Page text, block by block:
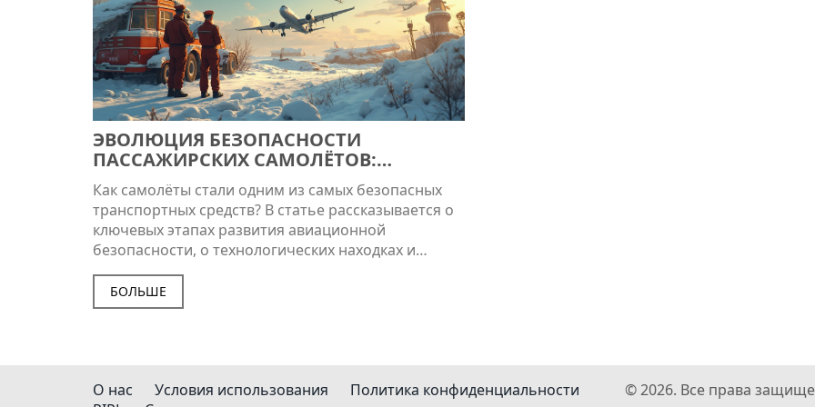
ЭВОЛЮЦИЯ БЕЗОПАСНОСТИ
ПАССАЖИРСКИХ САМОЛЁТОВ:
ИСТОРИЯ И СОВРЕМЕННЫЕ
СТАНДАРТЫ
Как самолёты стали одним из самых безопасных
транспортных средств? В статье рассказывается о
ключевых этапах развития авиационной
безопасности, о технологических находках и
нововведениях, которые спасли тысячи жизней и
изменили подход к перевозкам по воздуху.
Подчеркиваются интересные исторические факты,
стандартов и новым разработкам в мире авиации.
БОЛЬШЕ
О нас Условия использования
Политика конфиденциальности
© 2026. Все права